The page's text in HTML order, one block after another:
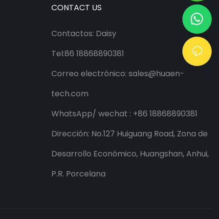
CONTACT US
Contactos: Daisy
Tel:86 18868890381
Correo electrónico: sales@huaen-
tech.com
WhatsApp/ wechat : +86 18868890381
Dirección: No.127 Huiguang Road, Zona de
Desarrollo Económico, Huangshan, Anhui,
P.R. Porcelana